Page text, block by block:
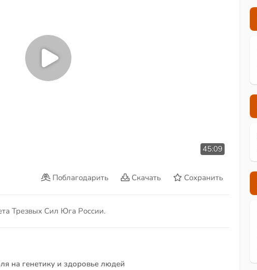
45:09
Поблагодарить Скачать Сохранить
Трезвых Сил Юга России.
на генетику и здоровье людей